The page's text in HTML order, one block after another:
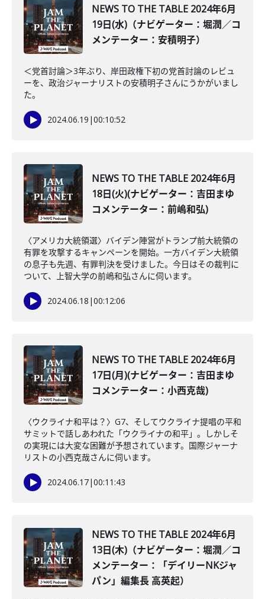
NEWS TO THE TABLE 2024年6月
19日(水)（ナビゲーター：堀潤／コ
メンテーター：安積明子）
＜党首討論＞3年ぶり、岸田政権下初の党首討論のレビュ
ーを、政治ジャーナリストの安積明子さんにうかがいまし
た。
2024.06.19 |00:10:52
NEWS TO THE TABLE 2024年6月
18日(火)(ナビゲーター：吉田まゆ
コメンテーター：前嶋和弘)
〈アメリカ大統領選〉バイデン陣営がトランプ前大統領の
有罪を攻撃するキャンペーンを開始。一方バイデン大統領
の息子も先週、有罪判決を受けました。今日はその裁判に
ついて、上智大学の前嶋和弘さんに伺います。
2024.06.18 |00:12:06
NEWS TO THE TABLE 2024年6月
17日(月)(ナビゲーター：吉田まゆ
コメンテーター：小西克哉)
〈ウクライナ和平は？〉G7、そしてウクライナ提唱の平和
サミットで話しあわれた「ウクライナの和平」。しかしそ
の実現には大変な困難が予想されています。国際ジャーナ
リストの小西克哉さんに伺います。
2024.06.17|00:11:43
NEWS TO THE TABLE 2024年6月
13日(木)（ナビゲーター：堀潤／コ
メンテーター：「デイリーNKジャ
パン」編集長 高英起）